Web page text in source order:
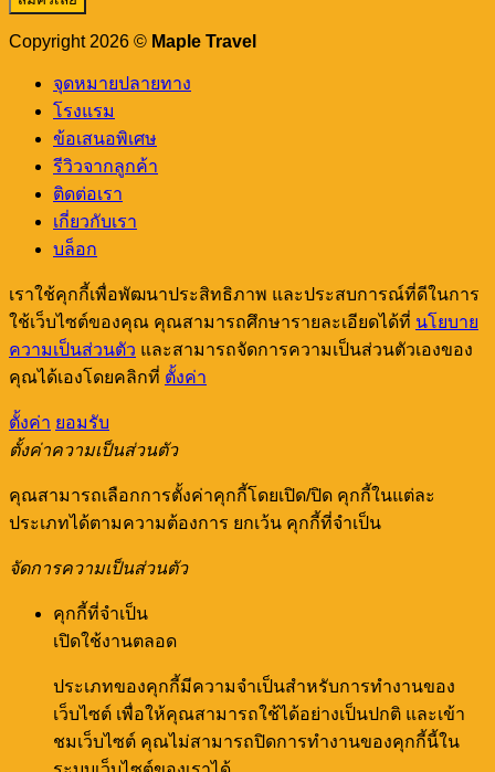
เขา
หลัก Check
Copyright 2026 © Maple Travel
จุดหมายปลายทาง
โรงแรม
ข้อเสนอพิเศษ
รีวิวจากลูกค้า
ติดต่อเรา
เกี่ยวกับเรา
บล็อก
เราใช้คุกกี้เพื่อพัฒนาประสิทธิภาพ และประสบการณ์ที่ดีในการ
ใช้เว็บไซต์ของคุณ คุณสามารถศึกษารายละเอียดได้ที่ นโยบาย
ความเป็นส่วนตัว และสามารถจัดการความเป็นส่วนตัวเองของ
คุณได้เองโดยคลิกที่ ตั้งค่า
ตั้งค่า ยอมรับ
ตั้งค่าความเป็นส่วนตัว
คุณสามารถเลือกการตั้งค่าคุกกี้โดยเปิด/ปิด คุกกี้ในแต่ละ
ประเภทได้ตามความต้องการ ยกเว้น คุกกี้ที่จำเป็น
จัดการความเป็นส่วนตัว
คุกกี้ที่จำเป็น
เปิดใช้งานตลอด
ประเภทของคุกกี้มีความจำเป็นสำหรับการทำงานของ
เว็บไซต์ เพื่อให้คุณสามารถใช้ได้อย่างเป็นปกติ และเข้า
ชมเว็บไซต์ คุณไม่สามารถปิดการทำงานของคุกกี้นี้ใน